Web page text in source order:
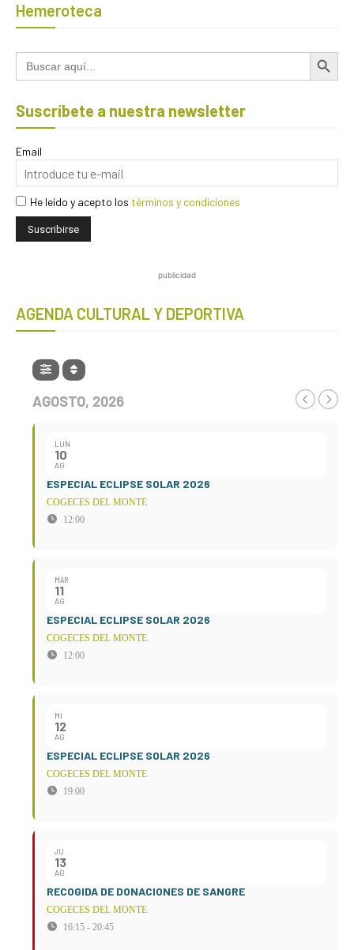
Hemeroteca
Buscar: Botón de
Suscríbete a nuestra newsletter
Email
He leído y acepto los términos y condiciones
publicidad
AGENDA CULTURAL Y DEPORTIVA
AGOSTO, 2026
LUN
10
AG
ESPECIAL ECLIPSE SOLAR 2026
COGECES DEL MONTE
12:00
MAR
11
AG
ESPECIAL ECLIPSE SOLAR 2026
COGECES DEL MONTE
12:00
MI
12
AG
ESPECIAL ECLIPSE SOLAR 2026
COGECES DEL MONTE
19:00
JU
13
AG
RECOGIDA DE DONACIONES DE SANGRE
COGECES DEL MONTE
16:15 - 20:45